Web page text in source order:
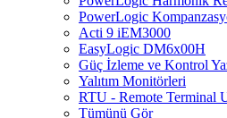
PowerLogic
Acti 9 iEM3000
EasyLogic DM6x00H
Güç İzleme ve Kontrol
Yalıtım Monitörleri
RTU - Remote Terminal
Tümünü Gör